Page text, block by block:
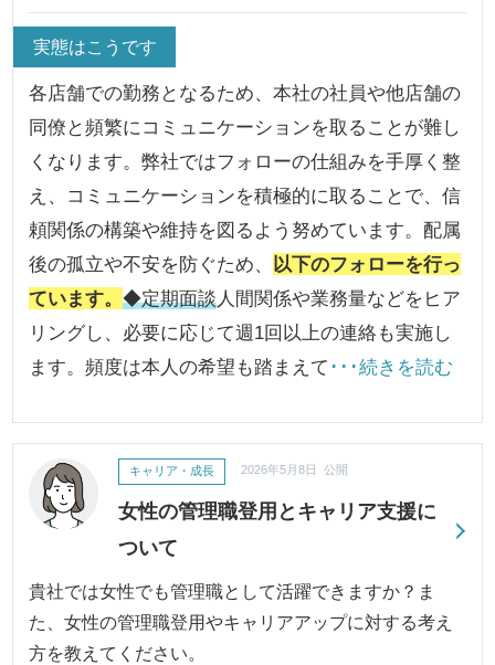
実態はこうです
各店舗での勤務となるため、本社の社員や他店舗の
同僚と頻繁にコミュニケーションを取ることが難し
くなります。弊社ではフォローの仕組みを手厚く整
え、コミュニケーションを積極的に取ることで、信
頼関係の構築や維持を図るよう努めています。配属
後の孤立や不安を防ぐため、
以下のフォローを行っ
ています。◆定期面談 人間関係や業務量などをヒア
リングし、必要に応じて週1回以上の連絡も実施し
ます。頻度は本人の希望も踏まえて ･･･続きを読む
女性の管理職登用とキャリア支援に
ついて
キャリア・成長 2026年5月8日 公開
貴社では女性でも管理職として活躍できますか？ま
た、女性の管理職登用やキャリアアップに対する考え
方を教えてください。